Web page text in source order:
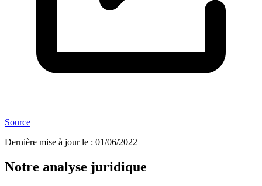
Source
Dernière mise à jour le : 01/06/2022
Notre analyse juridique